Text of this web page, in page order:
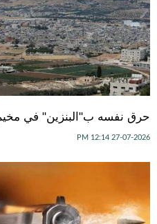
حرق نفسه ب"البنزين" في مخيم
27-07-2026 12:14 PM